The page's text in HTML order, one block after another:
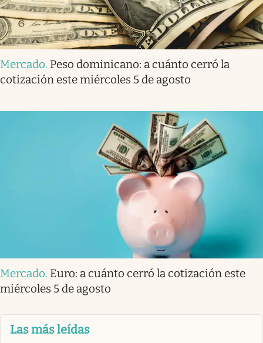
Mercado. Peso dominicano: a cuánto cerró la
cotización este miércoles 5 de agosto
Mercado. Euro: a cuánto cerró la cotización este
miércoles 5 de agosto
Las más leídas